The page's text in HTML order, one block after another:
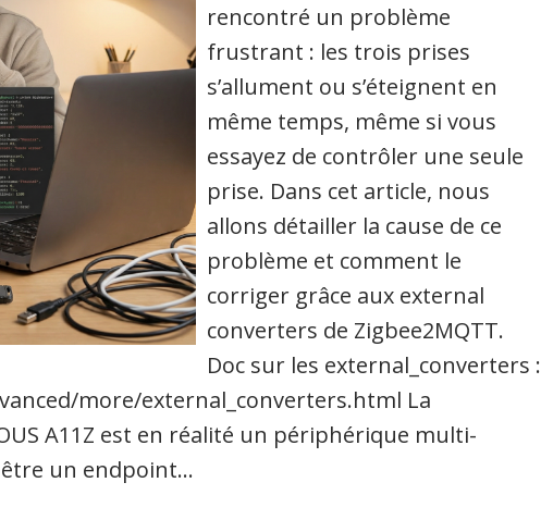
rencontré un problème
frustrant : les trois prises
s’allument ou s’éteignent en
même temps, même si vous
essayez de contrôler une seule
prise. Dans cet article, nous
allons détailler la cause de ce
problème et comment le
corriger grâce aux external
converters de Zigbee2MQTT.
Doc sur les external_converters :
more/external_converters.html La
A11Z est en réalité un périphérique multi-
un endpoint…